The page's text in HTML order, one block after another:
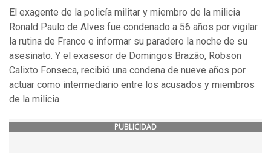
El exagente de la policía militar y miembro de la milicia
Ronald Paulo de Alves fue condenado a 56 años por vigilar
la rutina de Franco e informar su paradero la noche de su
asesinato. Y el exasesor de Domingos Brazão, Robson
Calixto Fonseca, recibió una condena de nueve años por
actuar como intermediario entre los acusados y miembros
de la milicia.
PUBLICIDAD